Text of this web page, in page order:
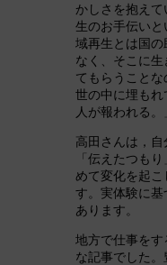
かしさを抱え
生のお手伝い
域再生とは国
なく、そこに
てもらうことな
世の中に埋もれ
人が報われる。
高田さんは，自
「伝えたつも
めて変化を起こ
す。実体験に
あります。
地方で仕事を
な記事でした